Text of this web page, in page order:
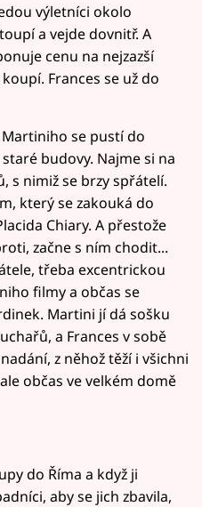
výletníci okolo
a vejde dovnitř. A
cenu na nejzazší
Frances se už do
se pustí do
budovy. Najme si na
s nimiž se brzy spřátelí.
který se zakouká do
Chiary. A přestože
začne s ním chodit...
třeba excentrickou
filmy a občas se
Martini jí dá sošku
a Frances v sobě
z něhož těží i všichni
občas ve velkém domě
do Říma a když ji
aby se jich zbavila,